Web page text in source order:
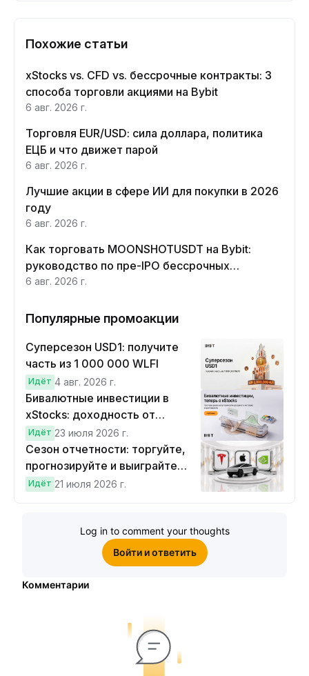
Похожие статьи
xStocks vs. CFD vs. бессрочные контракты: 3
способа торговли акциями на Bybit
6 авг. 2026 г.
Торговля EUR/USD: сила доллара, политика
ЕЦБ и что движет парой
6 авг. 2026 г.
Лучшие акции в сфере ИИ для покупки в 2026
году
6 авг. 2026 г.
Как торговать MOONSHOTUSDT на Bybit:
руководство по пре-IPO бессрочных
контрактов Moonshot AI
6 авг. 2026 г.
Популярные промоакции
Суперсезон USD1: получите
часть из 1 000 000 WLFI
Идёт 4 авг. 2026 г.
Бивалютные инвестиции в
xStocks: доходность от
прогнозов
Идёт 23 июля 2026 г.
Сезон отчетности: торгуйте,
прогнозируйте и выиграйте
Cybertruck!
Идёт 21 июля 2026 г.
Log in to comment your thoughts
Войти и ответить
Комментарии